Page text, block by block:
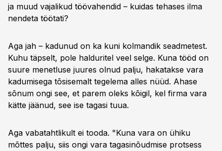
ja muud vajalikud töövahendid – kuidas tehases ilma
nendeta töötati?
Aga jah – kadunud on ka kuni kolmandik seadmetest.
Kuhu täpselt, pole halduritel veel selge. Kuna tööd on
suure menetluse juures olnud palju, hakatakse vara
kadumisega tõsisemalt tegelema alles nüüd. Ahase
sõnum ongi see, et parem oleks kõigil, kel firma vara
kätte jäänud, see ise tagasi tuua.
Aga vabatahtlikult ei tooda. "Kuna vara on ühiku
mõttes palju, siis ongi vara tagasinõudmise protsess